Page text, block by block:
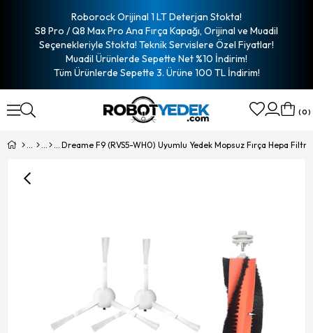
Roborock Orijinal 1 LT Deterjan Stokta!
S8 Pro / Q8 Max Pro Ana Fırça Kapağı, Orijinal ve Muadil
Seçenekleriyle Stokta! Teknik Servislere Özel Fiyatlar!
Muadil Ürünlerde Sepette Net %10 İndirim!
Tüm Ürünlerde Sepette 3. Ürüne 100 TL İndirim!
0